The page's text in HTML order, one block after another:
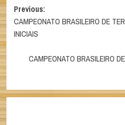
Post
navigation
Previous:
CAMPEONATO BRASILEIRO DE
INICIAIS
CAMPEONATO BRASILEIRO